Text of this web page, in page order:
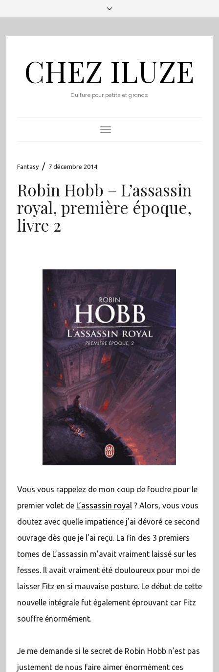
CHEZ ILUZE
Culture pour petits et grands
Toggle
Navigation
Fantasy / 7 décembre 2014
Robin Hobb – L’assassin
royal, première époque,
livre 2
Vous vous rappelez de mon coup de foudre pour le
premier volet de L’assassin royal? Alors, vous vous
doutez avec quelle impatience j’ai dévoré ce second
ouvrage dès que je l’ai reçu. La fin des 3 premiers
tomes de L’assassin m’avait vraiment laissé sur les
fesses. Il avait vraiment été douloureux pour moi de
laisser Fitz en si mauvaise posture. Le début de cette
nouvelle intégrale fut également éprouvant car Fitz
souffre énormément.
Je me demande si le secret de Robin Hobb n’est pas
justement de nous faire aimer énormément ces